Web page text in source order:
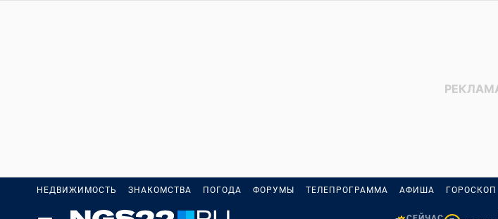
НЕДВИЖИМОСТЬ ЗНАКОМСТВА ПОГОДА ФОРУМЫ ТЕЛЕПРОГРАММА АФИША ГОРОСКОП